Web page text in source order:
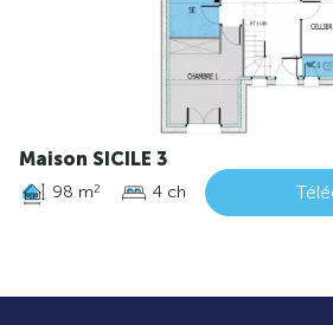
Maison SICILE 3
98 m2 4 ch